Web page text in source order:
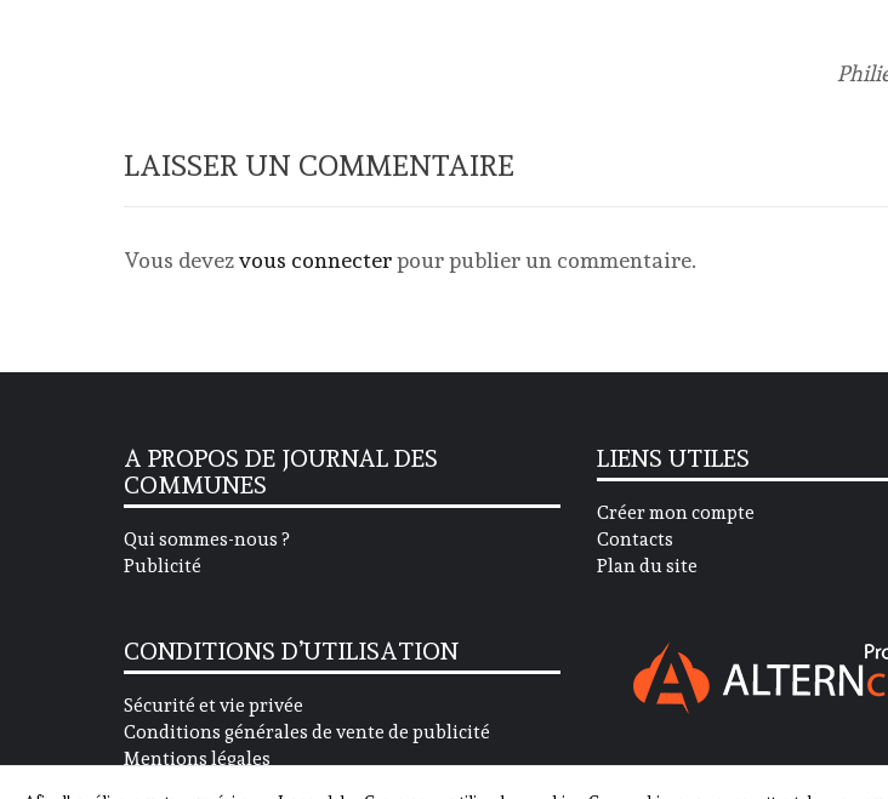
LAISSER UN COMMENTAIRE
Vous devezvous connecterpour publier un commentaire.
A PROPOS DE JOURNAL DES
COMMUNES
Qui sommes-nous ?
Publicité
CONDITIONS D’UTILISATION
Sécurité et vie privée
Conditions générales de vente de publicité
Mentions légales
LIENS UTILES
Créer mon compte
Contacts
Plan du site